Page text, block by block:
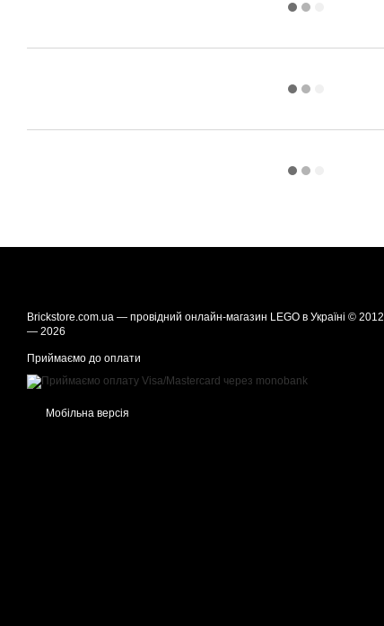
Brickstore.com.ua — провідний онлайн-магазин LEGO в Україні © 2012
— 2026
Приймаємо до оплати
Мобільна версія